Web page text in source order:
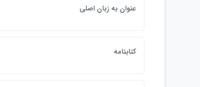
عنوان به زبان اصلي
كتابنامه